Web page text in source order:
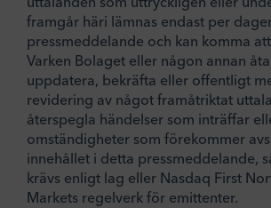
framgår häri lämnas endast per
pressmeddelande och kan komma
Varken Bolaget eller någon annan
uppdatera, bekräfta eller offentligt
revidering av något framåtriktat
återspegla händelser som inträffar
omständigheter som förekommer
innehållet i detta pressmeddelande,
krävs enligt lag eller Nasdaq First
Markets regelverk för emittenter.